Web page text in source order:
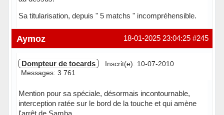
Sa titularisation, depuis " 5 matchs " incompréhensible.
Hors ligne #245
18-01-2025 23:04:25
Aymoz
Dompteur de tocards
Inscrit(e): 10-07-2010
Messages: 3 761
Mention pour sa spéciale, désormais incontournable,
interception ratée sur le bord de la touche et qui amène
l'arrêt de Samba.